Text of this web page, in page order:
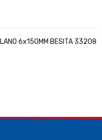
6x150MM BESITA 33208